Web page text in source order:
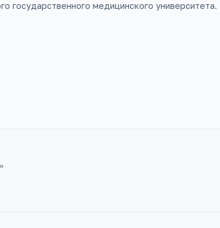
государственного медицинского университета.
»